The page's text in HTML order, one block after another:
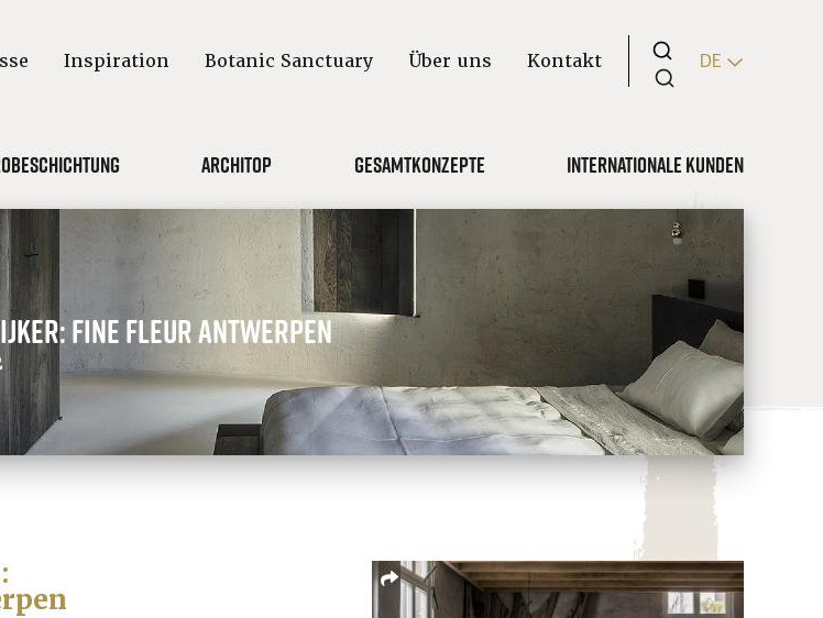
Inspiration Botanic Sanctuary Über uns Kontakt DE
Architop Gesamtkonzepte Internationale Kunden
Fine Fleur Antwerpen